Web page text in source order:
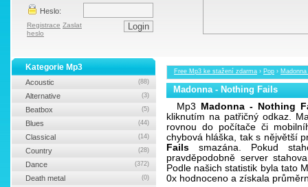
Heslo:
Registrace Zaslat
heslo
Free Mp3 ke stažení zdarma › Pop ›
Madonna - Nothing Fails
Mp3
Madonna - Nothing
kliknutím na patřičný odkaz.
rovnou do počítače či
chybová hláška, tak s nějvětší
Fails smazána. Pokud
pravděpodobně server
Podle našich statistik byla tato
0x hodnoceno a získala
Kategorie Mp3
Acoustic (88)
Alternative (3)
Beatbox (5)
Blues (44)
Classical (14)
Country (28)
Dance (372)
Death metal (0)